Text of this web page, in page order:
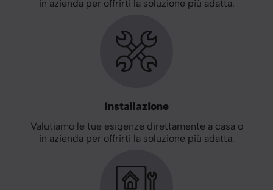
in azienda per offrirti la soluzione più adatta.
Installazione
Valutiamo le tue esigenze direttamente a casa o
in azienda per offrirti la soluzione più adatta.